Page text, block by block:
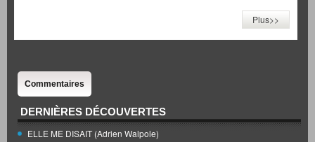
Plus>>
Commentaires
DERNIÈRES DÉCOUVERTES
ELLE ME DISAIT (Adrien Walpole)